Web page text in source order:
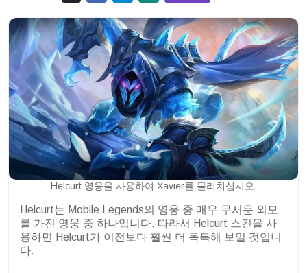
Helcurt 영웅을 사용하여 Xavier를 물리치십시오.
Helcurt는 Mobile Legends의 영웅 중 매우 무서운 외모
를 가진 영웅 중 하나입니다. 따라서 Helcurt 스킨을 사
용하면 Helcurt가 이전보다 훨씬 더 독특해 보일 것입니
다.